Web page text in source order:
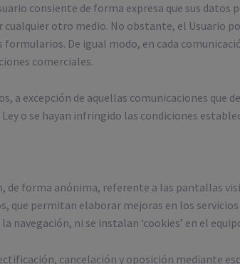
consiente de forma expresa que sus datos
otro medio. No obstante, el Usuario
formularios. De igual modo, en cada
comerciales.
a excepción de aquellas comunicaciones que
o se hayan infringido las condiciones
forma anónima, referente a las pantallas
que permitan elaborar mejoras en los
ni se instalan ‘cookies’ en el
cancelación y oposición mediante